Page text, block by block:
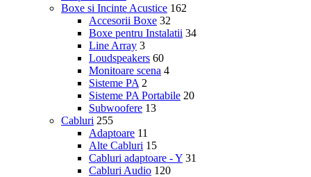
Boxe si Incinte Acustice 162
Accesorii Boxe 32
Boxe pentru Instalatii 34
Line Array 3
Loudspeakers 60
Monitoare scena 4
Sisteme PA 2
Sisteme PA Portabile 20
Subwoofere 13
Cabluri 255
Adaptoare 11
Alte Cabluri 15
Cabluri adaptoare - Y 31
Cabluri Audio 120